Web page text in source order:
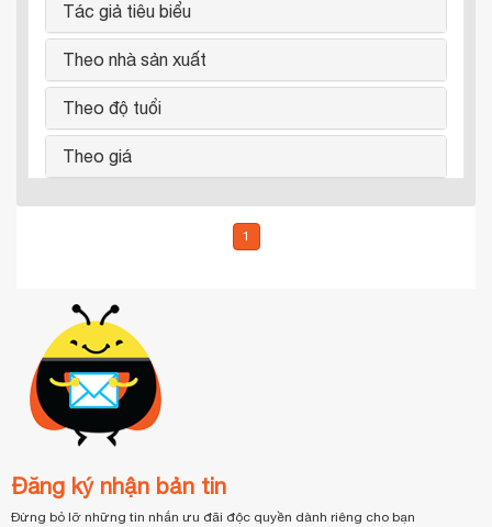
Tác giả tiêu biểu
Theo nhà sản xuất
Theo độ tuổi
Theo giá
1
Đăng ký nhận bản tin
Đừng bỏ lỡ những tin nhắn ưu đãi độc quyền dành riêng cho bạn